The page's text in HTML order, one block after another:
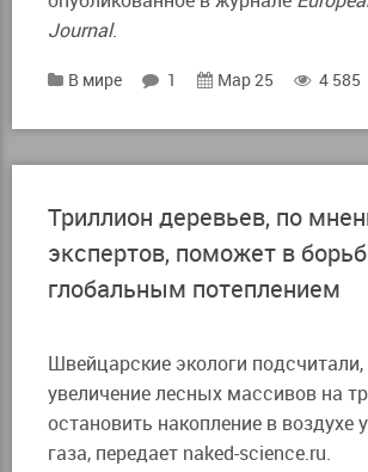
Journal.
В мире 1 Мар 25 4 585
Триллион деревьев, по
экспертов, поможет в
глобальным потеплением
Швейцарские экологи подсчитали,
увеличение лесных массивов на
остановить накопление в воздухе
газа, передает naked-science.ru.